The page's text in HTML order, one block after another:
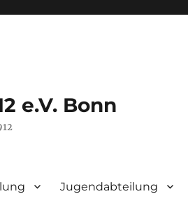
e.V. Bonn
Jugendabteilung